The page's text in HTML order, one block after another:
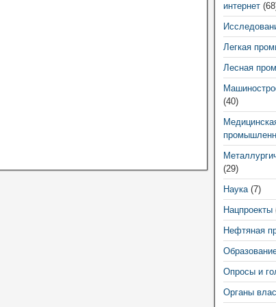
интернет
Легкая
Лесная
(40)
(29)
Наука(7)
Нацпроекты
Нефтяная
Опросы и
Органы